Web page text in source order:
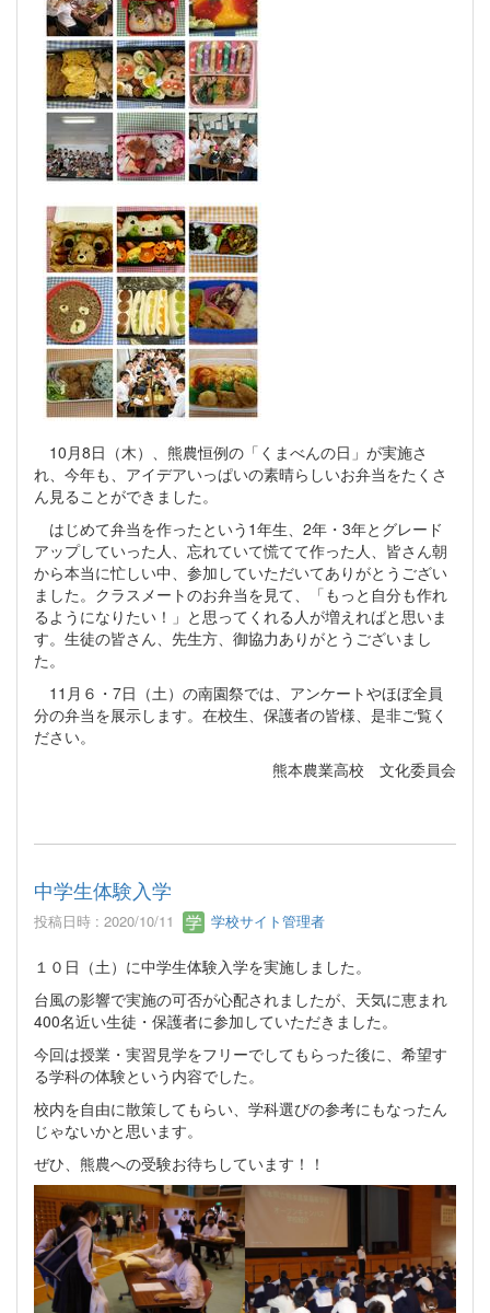
10月8日（木）、熊農恒例の「くまべんの日」が実施さ
れ、今年も、アイデアいっぱいの素晴らしいお弁当をたくさ
ん見ることができました。
はじめて弁当を作ったという1年生、2年・3年とグレード
アップしていった人、忘れていて慌てて作った人、皆さん朝
から本当に忙しい中、参加していただいてありがとうござい
ました。クラスメートのお弁当を見て、「もっと自分も作れ
るようになりたい！」と思ってくれる人が増えればと思いま
す。生徒の皆さん、先生方、御協力ありがとうございまし
た。
11月６・7日（土）の南園祭では、アンケートやほぼ全員
分の弁当を展示します。在校生、保護者の皆様、是非ご覧く
ださい。
熊本農業高校 文化委員会
中学生体験入学
投稿日時 : 2020/10/11 学校サイト管理者
１０日（土）に中学生体験入学を実施しました。
台風の影響で実施の可否が心配されましたが、天気に恵まれ
400名近い生徒・保護者に参加していただきました。
今回は授業・実習見学をフリーでしてもらった後に、希望す
る学科の体験という内容でした。
校内を自由に散策してもらい、学科選びの参考にもなったん
じゃないかと思います。
ぜひ、熊農への受験お待ちしています！！